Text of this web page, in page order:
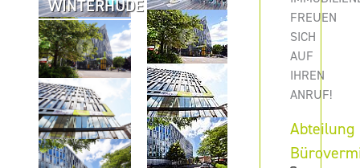
WINTERHUDE
FREUEN
SICH
AUF
IHREN
ANRUF!
Abteilung